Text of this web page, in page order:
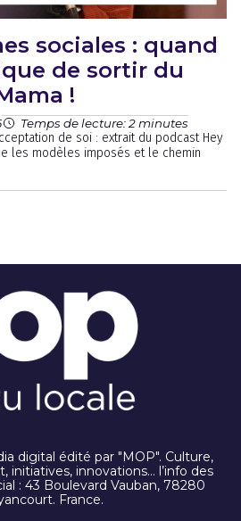
sociales : quand
de sortir du
!
Temps de lecture: 2 minutes
de soi : extrait du podcast Hey
les modèles imposés et le chemin
digital édité par "MOP". Culture,
initiatives, innovations… l’info des
: 43 Boulevard Vauban, 78280
France.